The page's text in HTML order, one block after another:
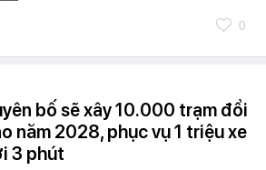
0
bố sẽ xây 10.000 trạm đổi
năm 2028, phục vụ 1 triệu xe
3 phút